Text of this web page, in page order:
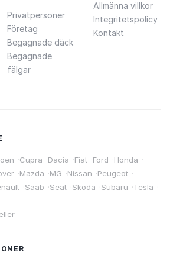
Privatpersoner
Företag
Begagnade däck
Begagnade
fälgar
Allmänna villkor
Integritetspolicy
Kontakt
·Cupra ·Dacia ·Fiat ·Ford ·Honda ·
·Mazda ·MG ·Nissan ·Peugeot ·
·Saab ·Seat ·Skoda ·Subaru ·Tesla ·